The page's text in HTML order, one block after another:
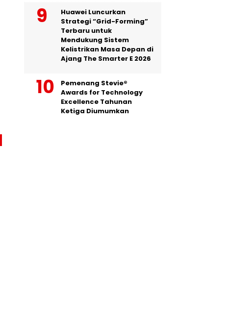
Huawei Luncurkan
Strategi “Grid-Forming”
Terbaru untuk
Mendukung Sistem
Kelistrikan Masa Depan di
Ajang The Smarter E 2026
Pemenang Stevie®
Awards for Technology
Excellence Tahunan
Ketiga Diumumkan